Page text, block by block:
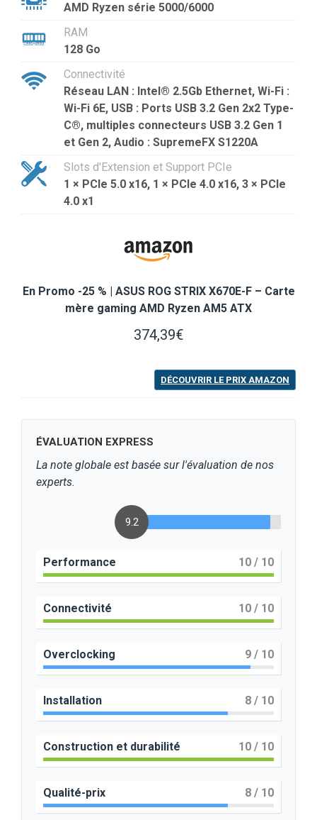
AMD Ryzen série 5000/6000
RAM
128 Go
Connectivité
Réseau LAN : Intel® 2.5Gb Ethernet, Wi-Fi :
Wi-Fi 6E, USB : Ports USB 3.2 Gen 2x2 Type-
C®, multiples connecteurs USB 3.2 Gen 1
et Gen 2, Audio : SupremeFX S1220A
Slots d'Extension et Support PCIe
1 × PCIe 5.0 x16, 1 × PCIe 4.0 x16, 3 × PCIe
4.0 x1
En Promo -25 % | ASUS ROG STRIX X670E-F – Carte
mère gaming AMD Ryzen AM5 ATX
374,39€
DÉCOUVRIR LE PRIX AMAZON
ÉVALUATION EXPRESS
La note globale est basée sur l'évaluation de nos
experts.
9.2
Performance 10 / 10
Connectivité 10 / 10
Overclocking 9 / 10
Installation 8 / 10
Construction et durabilité 10 / 10
Qualité-prix 8 / 10